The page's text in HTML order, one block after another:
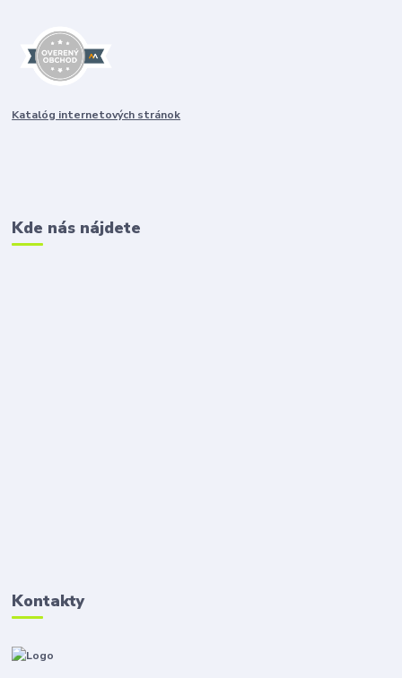
Katalóg internetových stránok
Kde nás nájdete
Kontakty